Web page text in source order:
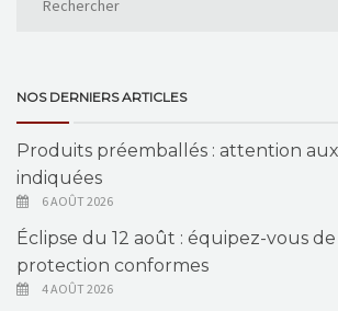
NOS DERNIERS ARTICLES
Produits préemballés : attention
indiquées
6 AOÛT 2026
Éclipse du 12 août : équipez-vous
protection conformes
4 AOÛT 2026